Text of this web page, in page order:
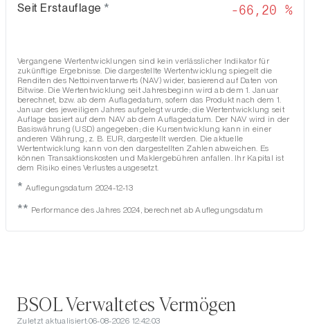
Seit Erstauflage * -66,20 %
Vergangene Wertentwicklungen sind kein verlässlicher Indikator für
zukünftige Ergebnisse. Die dargestellte Wertentwicklung spiegelt die
Renditen des Nettoinventarwerts (NAV) wider, basierend auf Daten von
Bitwise. Die Wertentwicklung seit Jahresbeginn wird ab dem 1. Januar
berechnet, bzw. ab dem Auflagedatum, sofern das Produkt nach dem 1.
Januar des jeweiligen Jahres aufgelegt wurde; die Wertentwicklung seit
Auflage basiert auf dem NAV ab dem Auflagedatum. Der NAV wird in der
Basiswährung (USD) angegeben; die Kursentwicklung kann in einer
anderen Währung, z. B. EUR, dargestellt werden. Die aktuelle
Wertentwicklung kann von den dargestellten Zahlen abweichen. Es
können Transaktionskosten und Maklergebühren anfallen. Ihr Kapital ist
dem Risiko eines Verlustes ausgesetzt.
* Auflegungsdatum 2024-12-13
** Performance des Jahres 2024, berechnet ab Auflegungsdatum
BSOL Verwaltetes Vermögen
Zuletzt aktualisiert:06-08-2026 12:42:03